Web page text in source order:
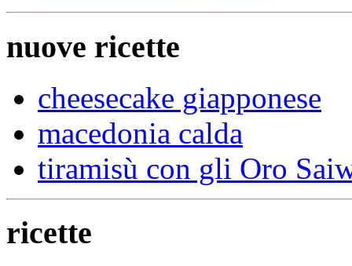
nuove ricette
cheesecake giapponese
macedonia calda
tiramisù con gli Oro
ricette